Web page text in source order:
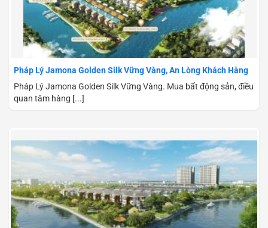
Pháp Lý Jamona Golden Silk Vững Vàng, An Lòng Khách Hàng
Pháp Lý Jamona Golden Silk Vững Vàng. Mua bất động sản, điều
quan tâm hàng [...]